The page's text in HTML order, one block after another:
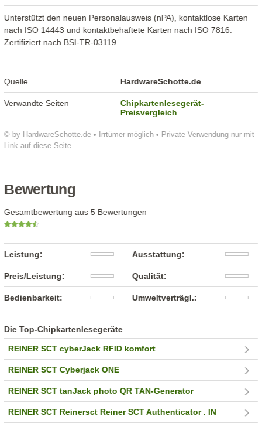
© by HardwareSchotte.de • Irrtümer möglich • Private Verwendung nur mit
Link auf diese Seite
Unterstützt den neuen Personalausweis (nPA), kontaktlose Karten
nach ISO 14443 und kontaktbehaftete Karten nach ISO 7816.
Zertifiziert nach BSI-TR-03119.
Quelle HardwareSchotte.de
Verwandte Seiten
Chipkartenlesegerät-
Preisvergleich
Bewertung
Gesamtbewertung aus 5 Bewertungen
Leistung: Ausstattung:
Preis/Leistung: Qualität:
Bedienbarkeit: Umweltverträgl.:
Die Top-Chipkartenlesegeräte
REINER SCT cyberJack RFID komfort
REINER SCT Cyberjack ONE
REINER SCT tanJack photo QR TAN-Generator
REINER SCT Reinersct Reiner SCT Authenticator . IN